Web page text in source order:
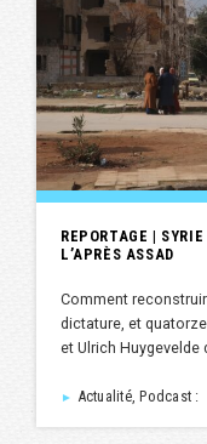
REPORTAGE |
L’APRÈS ASSAD
Comment
dictature, et
et Ulrich
► Actualité, Podcast :